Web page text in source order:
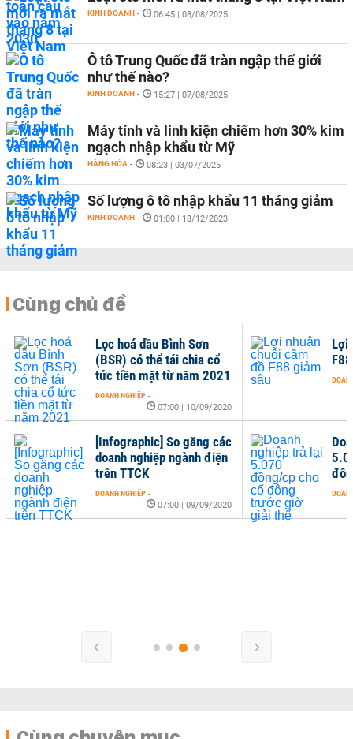
KINH DOANH - 06:45 | 08/08/2025
Ô tô Trung Quốc đã tràn ngập thế giới
như thế nào?
KINH DOANH - 15:27 | 07/08/2025
Máy tính và linh kiện chiếm hơn 30% kim
ngạch nhập khẩu từ Mỹ
HÀNG HÓA - 08:23 | 03/07/2025
Số lượng ô tô nhập khẩu 11 tháng giảm
KINH DOANH - 01:00 | 18/12/2023
Cùng chủ đề
Lọc hoá dầu Bình Sơn
(BSR) có thể tái chia cổ
tức tiền mặt từ năm 2021
DOANH NGHIỆP -
07:00 | 10/09/2020
[Infographic] So găng các
doanh nghiệp ngành điện
trên TTCK
DOANH NGHIỆP -
07:00 | 09/09/2020
Lợi